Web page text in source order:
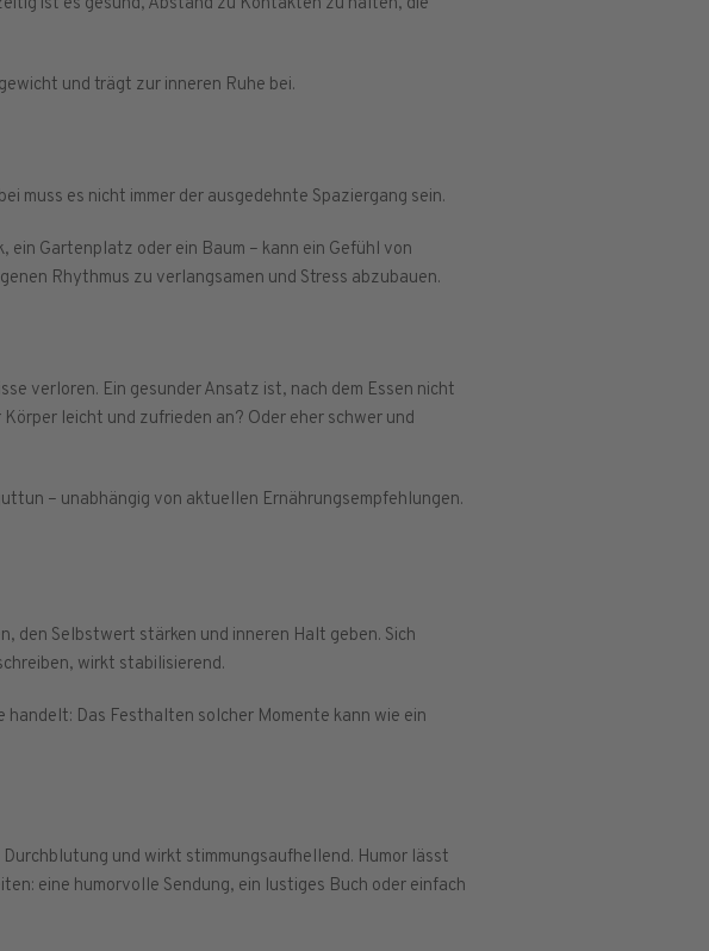
und trägt zur inneren Ruhe bei.
muss es nicht immer der ausgedehnte Spaziergang sein.
Gartenplatz oder ein Baum – kann ein Gefühl von
Rhythmus zu verlangsamen und Stress abzubauen.
verloren. Ein gesunder Ansatz ist, nach dem Essen nicht
leicht und zufrieden an? Oder eher schwer und
– unabhängig von aktuellen Ernährungsempfehlungen.
den Selbstwert stärken und inneren Halt geben. Sich
wirkt stabilisierend.
handelt: Das Festhalten solcher Momente kann wie ein
und wirkt stimmungsaufhellend. Humor lässt
eine humorvolle Sendung, ein lustiges Buch oder einfach